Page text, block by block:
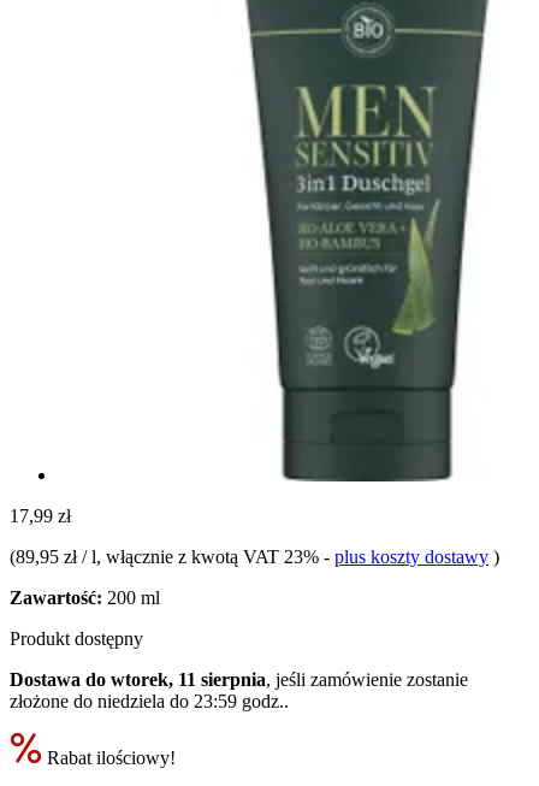
17,99 zł
(89,95 zł / l, włącznie z kwotą VAT 23% - plus koszty dostawy )
Zawartość: 200 ml
Produkt dostępny
Dostawa do wtorek, 11 sierpnia, jeśli zamówienie zostanie
złożone do niedziela do 23:59 godz..
Rabat ilościowy!